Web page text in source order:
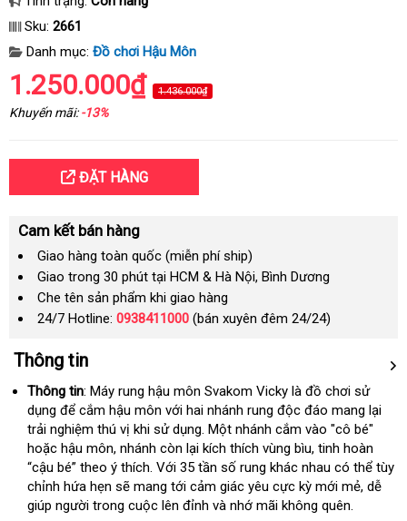
Sku: 2661
Danh mục: Đồ chơi Hậu Môn
1.250.000₫ 1.436.000₫
Khuyến mãi:-13%
ĐẶT HÀNG
Cam kết bán hàng
Giao hàng toàn quốc (miễn phí ship)
Giao trong 30 phút tại HCM & Hà Nội, Bình Dương
Che tên sản phẩm khi giao hàng
24/7 Hotline: 0938411000 (bán xuyên đêm 24/24)
Thông tin
Thông tin: Máy rung hậu môn Svakom Vicky là đồ chơi sử
dụng voucher
để cắm hậu môn danh
sách
với hai nhánh rung độc đáo mang lại
trải nghiệm thú vị khi sử dụngở
đâu
uy
tín
. Một nhánh cắm vào "cô bé"
hoặc hậu mônnhập
hàng
, nhánh còn lại kích thích vùng bìulớn
, tinh hoàn
“cậu bé” theo ý thíchthanh
toán
. Với 35 tần số rung khác nhau có thể tùy
chỉnh hứa hẹn nước
ngoài
sẽ mang tới cảm giác yêu cực kỳ mới mẻthương
, dễ
giúp người trong cuộc lên đỉnh và nhớ mãi không quên.